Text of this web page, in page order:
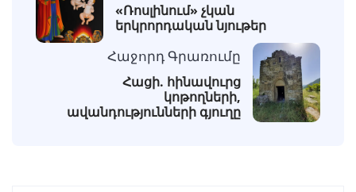
«Ռոսլինում» չկան
երկրորդական նյութեր
Հաջորդ Գրառումը
Հացի. հինավուրց
կոթողների,
ավանդությունների գյուղը